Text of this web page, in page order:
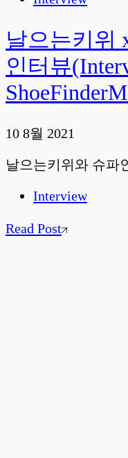
날으는키위
인터뷰
10 8월 2021
날으는키위와 슈파
Interview
Read Post